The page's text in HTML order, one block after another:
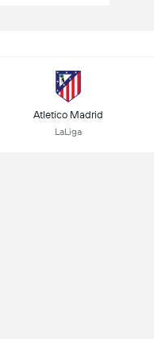
Atletico Madrid
LaLiga